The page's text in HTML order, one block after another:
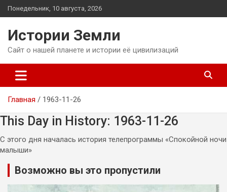
Перейти
к
Понедельник, 10 августа, 2026
Истории Земли
Сайт о нашей планете и истории её цивилизаций
Главная 1963-11-26
This Day in History: 1963-11-26
С этого дня началась история телепрограммы «Спокойной ночи
малыши»
Возможно вы это пропустили